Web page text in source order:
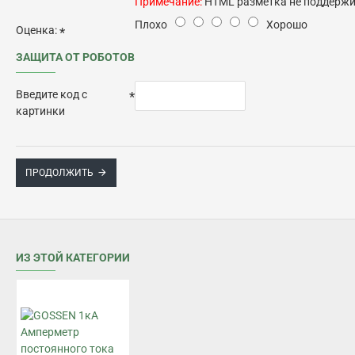
Оценка: Плохо Хорошо
ЗАЩИТА ОТ РОБОТОВ
Введите код с
картинки
ПРОДОЛЖИТЬ
ИЗ ЭТОЙ КАТЕГОРИИ